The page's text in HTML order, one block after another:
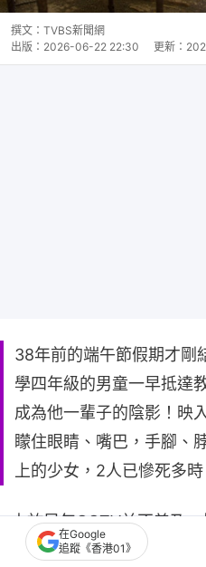
撰文： TVBS新聞網
出版： 2026-06-22 22:30 更新：
38年前的端午節假期才剛
學四年級的男童一早抵達
成為他一輩子的陰影！映
矇住眼睛、嘴巴，手腳、
上的少女，2人已慘死多時
由於早年CCTV並不普及
頸，最終是靠著一封來自
在Google
追蹤《香港01》